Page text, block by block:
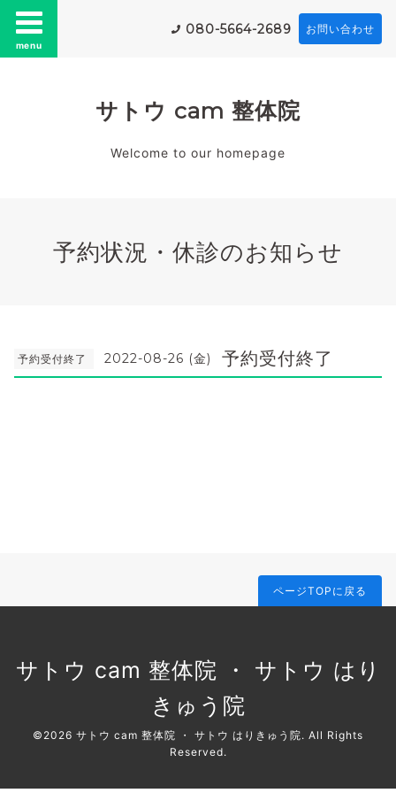
menu
080-5664-2689 お問い合わせ
サトウ cam 整体院
Welcome to our homepage
予約状況・休診のお知らせ
予約受付終了 2022-08-26 (金) 予約受付終了
ページTOPに戻る
サトウ cam 整体院 ・ サトウ はり
きゅう院
©2026 サトウ cam 整体院 ・ サトウ はりきゅう院. All Rights
Reserved.